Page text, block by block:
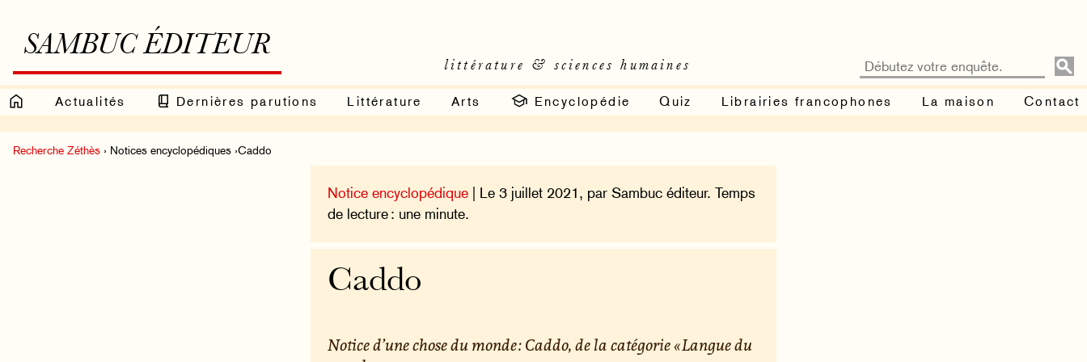
SAMBUC ÉDITEUR
littérature & sciences humaines
Actualités Dernières parutions Littérature Arts Encyclopédie Quiz Librairies francophones La maison Contact
Recherche Zéthès › Notices encyclopédiques ›Caddo
Notice encyclopédique | Le 3 juillet 2021, par Sambuc éditeur. Temps
de lecture : une minute.
Caddo
Notice d’une chose du monde : Caddo, de la catégorie « Langue du